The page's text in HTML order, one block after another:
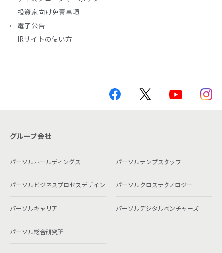
投資家向け免責事項
電子公告
IRサイトの使い方
グループ会社
パーソルホールディングス パーソルテンプスタッフ
パーソルビジネスプロセスデザイン パーソルクロステクノロジー
パーソルキャリア パーソルデジタルベンチャーズ
パーソル総合研究所